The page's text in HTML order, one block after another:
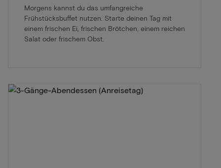
Morgens kannst du das umfangreiche
Frühstücksbuffet nutzen. Starte deinen Tag mit
einem frischen Ei, frischen Brötchen, einem reichen
Salat oder frischem Obst.